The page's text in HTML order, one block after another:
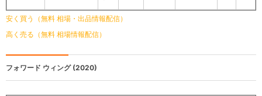
安く買う（無料 相場・出品情報配信）
高く売る（無料 相場情報配信）
フォワード ウィング (2020)